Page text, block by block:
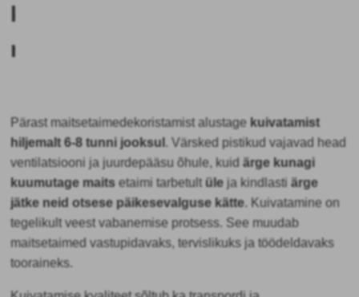
kogus
raviaineid?
Pärastmaitsetaimedekoristamistalustage kuivatamist
hiljemalt 6-8 tunni jooksul. Värsked pistikud vajavad head
ventilatsiooni ja juurdepääsu õhule, kuidärge kunagi
kuumutage maits etaimi tarbetultüle ja kindlastiärge
jätke neid otsese päikesevalguse kätte. Kuivatamine on
tegelikult veest vabanemise protsess. See muudab
maitsetaimed vastupidavaks, tervislikuks ja töödeldavaks
tooraineks.